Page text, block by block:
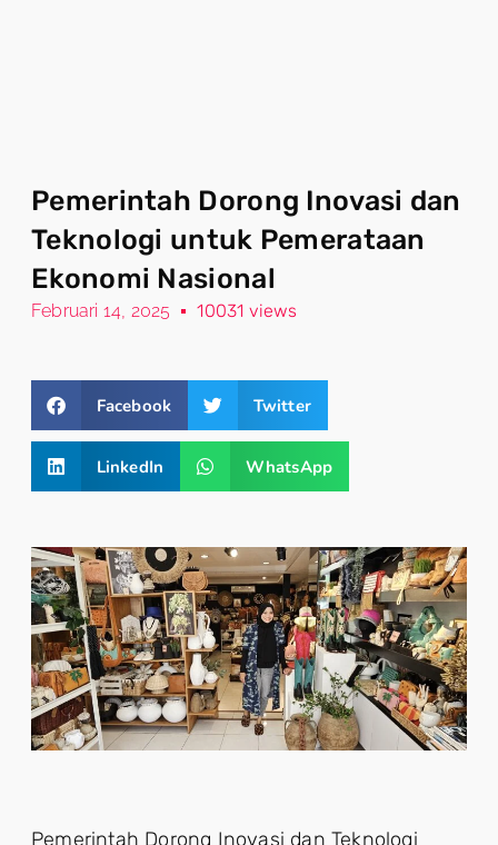
Pemerintah Dorong Inovasi dan
Teknologi untuk Pemerataan
Ekonomi Nasional
Februari 14, 2025 10031 views
Facebook Twitter
LinkedIn WhatsApp
Pemerintah Dorong Inovasi dan Teknologi